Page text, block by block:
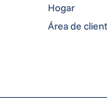
Hogar
Área de